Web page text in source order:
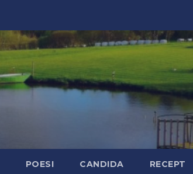
POESI CANDIDA RECEPT